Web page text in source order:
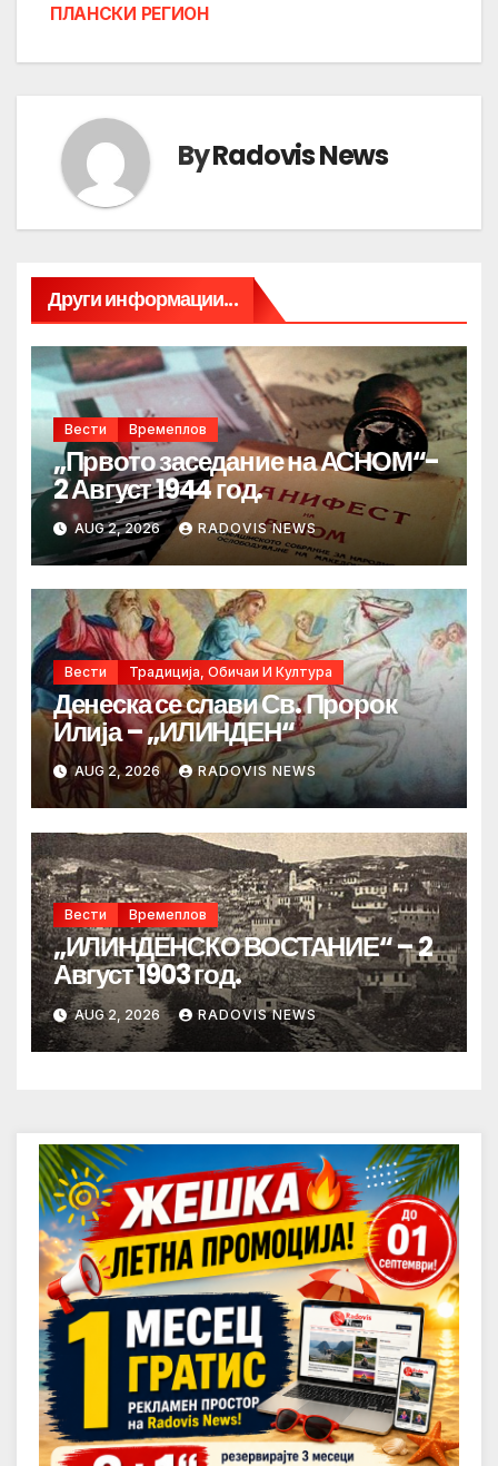
ПЛАНСКИ РЕГИОН
ByRadovis News
Други информации...
Вести Времеплов
„Првото заседание на АСНОМ“-
2 Август 1944 год.
AUG 2, 2026 RADOVIS NEWS
Вести Традиција, Обичаи И Култура
Денеска се слави Св. Пророк
Илија – „ИЛИНДЕН“
AUG 2, 2026 RADOVIS NEWS
Вести Времеплов
„ИЛИНДЕНСКО ВОСТАНИЕ“ – 2
Август 1903 год.
AUG 2, 2026 RADOVIS NEWS